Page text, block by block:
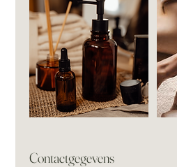
Contactgegevens